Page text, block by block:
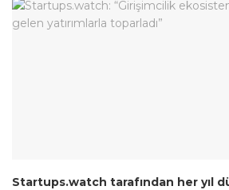
Startups.watch tarafından her yıl